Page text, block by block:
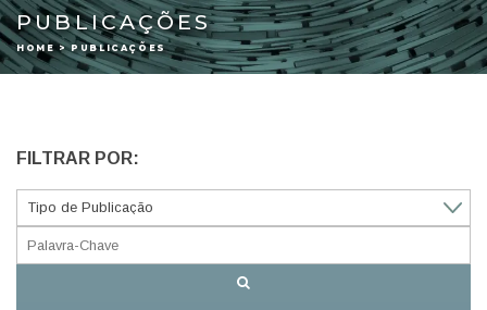
PUBLICAÇÕES
HOME > PUBLICAÇÕES
FILTRAR POR: